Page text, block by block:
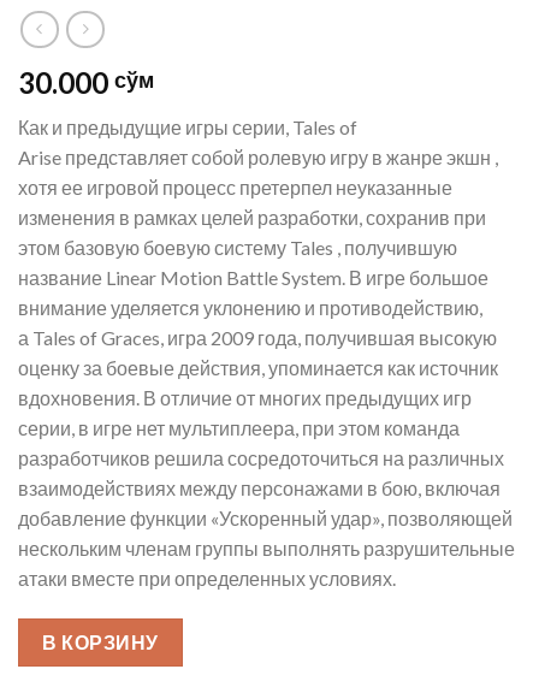
30.000 сўм
Как и предыдущие игры серии, Tales of
Arise представляет собой ролевую игру в жанре экшн ,
хотя ее игровой процесс претерпел неуказанные
изменения в рамках целей разработки, сохранив при
этом базовую боевую систему Tales , получившую
название Linear Motion Battle System. В игре большое
внимание уделяется уклонению и противодействию,
а Tales of Graces, игра 2009 года, получившая высокую
оценку за боевые действия, упоминается как источник
вдохновения. В отличие от многих предыдущих игр
серии, в игре нет мультиплеера, при этом команда
разработчиков решила сосредоточиться на различных
взаимодействиях между персонажами в бою, включая
добавление функции «Ускоренный удар», позволяющей
нескольким членам группы выполнять разрушительные
атаки вместе при определенных условиях.
В КОРЗИНУ